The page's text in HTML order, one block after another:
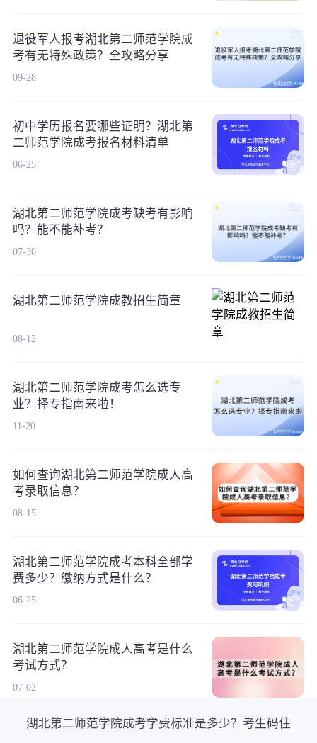
退役军人报考湖北第二师范学院成
考有无特殊政策？全攻略分享
09-28
初中学历报名要哪些证明？湖北第
二师范学院成考报名材料清单
06-25
湖北第二师范学院成考缺考有影响
吗？能不能补考？
07-30
湖北第二师范学院成教招生简章
08-12
湖北第二师范学院成考怎么选专
业？择专指南来啦！
11-20
如何查询湖北第二师范学院成人高
考录取信息？
08-15
湖北第二师范学院成考本科全部学
费多少？缴纳方式是什么？
06-25
湖北第二师范学院成人高考是什么
考试方式？
07-02
湖北第二师范学院成考学费标准是多少？考生码住